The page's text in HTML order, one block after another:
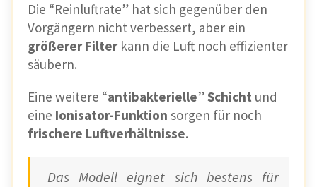
Die “Reinluftrate” hat sich gegenüber den
Vorgängern nicht verbessert, aber ein
größerer Filterkann die Luft noch effizienter
säubern.
Eine weitere “antibakterielle”Schicht und
eine Ionisator-Funktion sorgen für noch
frischere Luftverhältnisse.
Das Modell eignet sich bestens für